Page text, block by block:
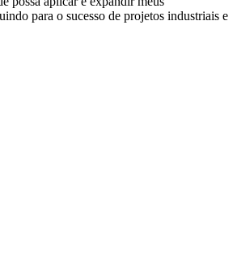
para o sucesso de projetos industriais e